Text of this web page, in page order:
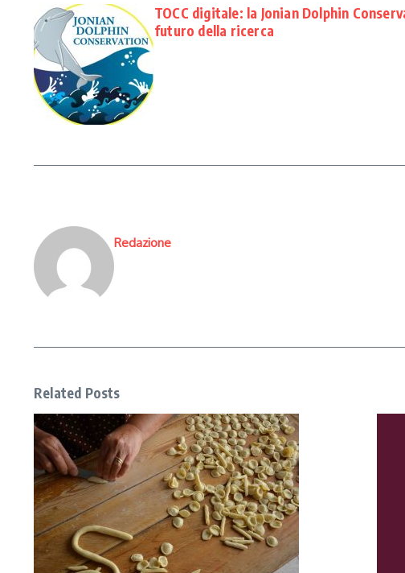
TOCC digitale: la Jonian Dolphin
futuro della ricerca
Redazione
Related Posts